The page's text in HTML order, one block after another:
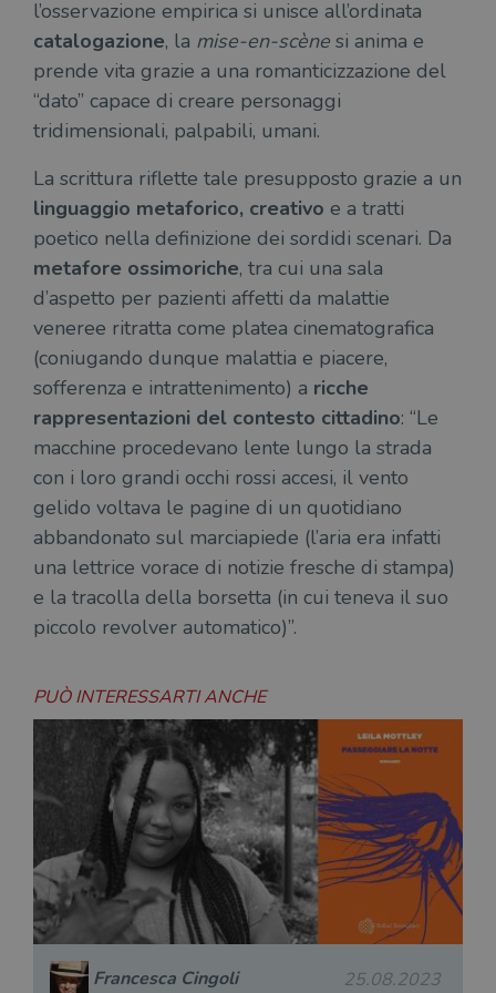
l’osservazione empirica si unisce all’ordinata
catalogazione, la mise-en-scène si anima e
prende vita grazie a una romanticizzazione del
“dato” capace di creare personaggi
tridimensionali, palpabili, umani.
La scrittura riflette tale presupposto grazie a un
linguaggio metaforico, creativo e a tratti
poetico nella definizione dei sordidi scenari. Da
metafore ossimoriche, tra cui una sala
d’aspetto per pazienti affetti da malattie
veneree ritratta come platea cinematografica
(coniugando dunque malattia e piacere,
sofferenza e intrattenimento) a ricche
rappresentazioni del contesto cittadino: “Le
macchine procedevano lente lungo la strada
con i loro grandi occhi rossi accesi, il vento
gelido voltava le pagine di un quotidiano
abbandonato sul marciapiede (l’aria era infatti
una lettrice vorace di notizie fresche di stampa)
e la tracolla della borsetta (in cui teneva il suo
piccolo revolver automatico)”.
PUÒ INTERESSARTI ANCHE
Francesca Cingoli 25.08.2023
wordpress_sec_[hash]
.illibraio.it Sessione
wordpress_logged_in_[hash]
.illibraio.it
CookieScriptConsent
CookieScript
msToken
.tiktok.com
settimana
3 giorni
Nome
Fornitore
/
Scadenza Descrizione
Nome
/
Descrizione
Nome
Dominio
Scadenza